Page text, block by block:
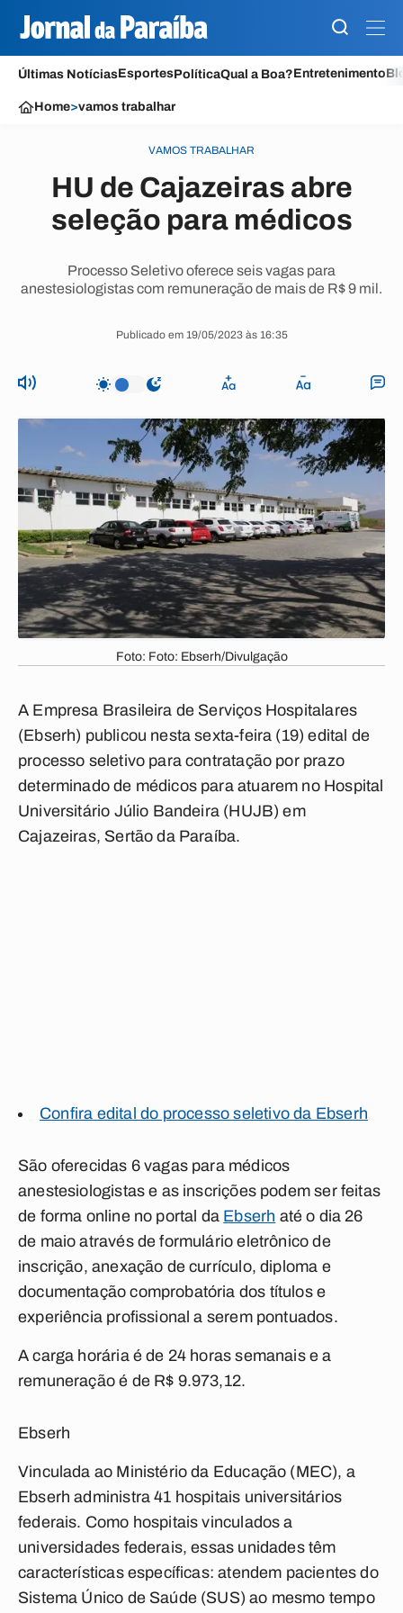
Últimas NotíciasEsportesPolíticaQual a Boa?Entretenimento
Home>vamos trabalhar
VAMOS TRABALHAR
HU de Cajazeiras abre
seleção para médicos
Processo Seletivo oferece seis vagas para
anestesiologistas com remuneração de mais de R$ 9 mil.
Publicado em 19/05/2023 às 16:35
Foto: Foto: Ebserh/Divulgação
A Empresa Brasileira de Serviços Hospitalares
(Ebserh) publicou nesta sexta-feira (19) edital de
processo seletivo para contratação por prazo
determinado de médicos para atuarem no Hospital
Universitário Júlio Bandeira (HUJB) em
Cajazeiras, Sertão da Paraíba.
Confira edital do processo seletivo da Ebserh
São oferecidas 6 vagas para médicos
anestesiologistas e as inscrições podem ser feitas
de forma online no portal da Ebserh até o dia 26
de maio através de formulário eletrônico de
inscrição, anexação de currículo, diploma e
documentação comprobatória dos títulos e
experiência profissional a serem pontuados.
A carga horária é de 24 horas semanais e a
remuneração é de R$ 9.973,12.
Ebserh
Vinculada ao Ministério da Educação (MEC), a
Ebserh administra 41 hospitais universitários
federais. Como hospitais vinculados a
universidades federais, essas unidades têm
características específicas: atendem pacientes do
Sistema Único de Saúde (SUS) ao mesmo tempo